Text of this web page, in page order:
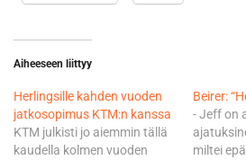
Aiheeseen liittyy
Herlingsille kahden vuoden
jatkosopimus KTM:n kanssa
KTM julkisti jo aiemmin tällä
kaudella kolmen vuoden
Beirer:
- Jeff on
miltei